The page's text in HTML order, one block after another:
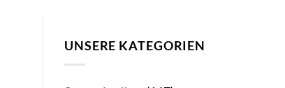
UNSERE KATEGORIEN